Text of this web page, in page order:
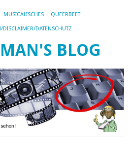
MUSICALISCHES QUEERBEET
DISCLAIMER/DATENSCHUTZ
BLOG